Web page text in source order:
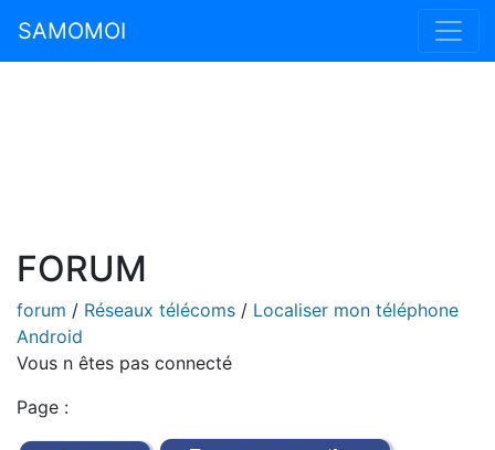
SAMOMOI
FORUM
forum / Réseaux télécoms / Localiser mon téléphone
Android
Vous n êtes pas connecté
Page :